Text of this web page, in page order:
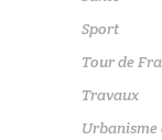
Sport
Tour de
Travaux